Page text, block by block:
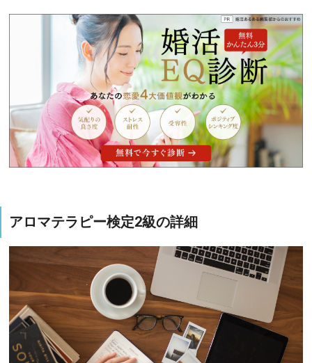
アロマテラピー検定2級の詳細